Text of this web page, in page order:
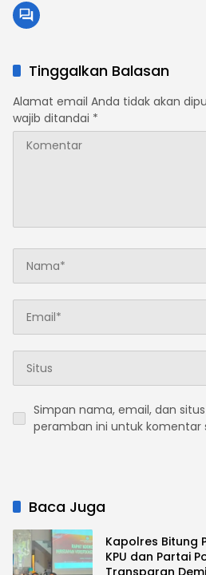
Tinggalkan Balasan
Alamat email Anda tidak akan
wajib ditandai *
Simpan nama, email, dan
peramban ini untuk komentar
Baca Juga
Kapolres Bitung
KPU dan Partai
Transparan